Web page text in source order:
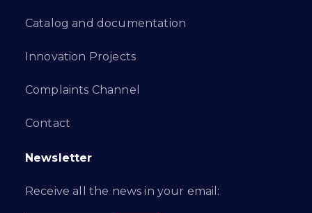
Catalog and documentation
Innovation Projects
Complaints Channel
Contact
Newsletter
Receive all the news in your email: